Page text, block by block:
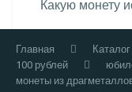
Главная Каталог
100 рублей
монеты из